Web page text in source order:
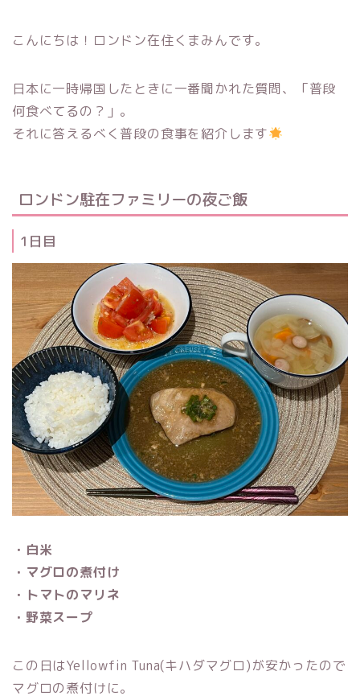
こんにちは！ロンドン在住くまみんです。
日本に一時帰国したときに一番聞かれた質問、「普段
何食べてるの？」。
それに答えるべく普段の食事を紹介します
ロンドン駐在ファミリーの夜ご飯
1日目
・白米
・マグロの煮付け
・トマトのマリネ
・野菜スープ
この日はYellowfin Tuna(キハダマグロ)が安かったので
マグロの煮付けに。